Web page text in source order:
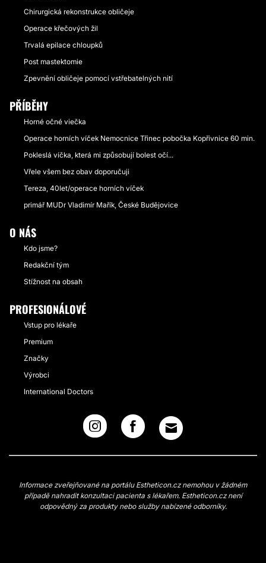
Chirurgická rekonstrukce obličeje
Operace křečových žil
Trvalá epilace chloupků
Post mastektomie
Zpevnění obličeje pomocí vstřebatelných nití
PŘÍBĚHY
Horné očné viečka
Operace horních víček Nemocnice Třinec pobočka Kopřivnice 60 min.
Pokleslá víčka, která mi způsobují bolest očí...
Vřele všem bez obav doporučuji
Tereza, 40let/operace horních víček
primář MUDr Vladimír Mařík, České Budějovice
O NÁS
Kdo jsme?
Redakční tým
Stížnost na obsah
PROFESIONÁLOVÉ
Vstup pro lékaře
Premium
Značky
Výrobci
International Doctors
Informace zveřejňované na portálu Estheticon.cz nemohou v žádném
případě nahradit konzultaci pacienta s lékařem. Estheticon.cz není
odpovědný za produkty nebo služby nabízené odborníky.